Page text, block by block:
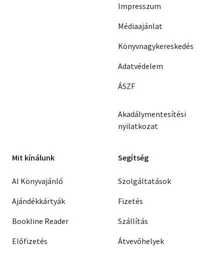
Impresszum
Médiaajánlat
Könyvnagykereskedés
Adatvédelem
ÁSZF
Akadálymentesítési
nyilatkozat
Mit kínálunk
AI Könyvajánló
Ajándékkártyák
Bookline Reader
Előfizetés
Segítség
Szolgáltatások
Fizetés
Szállítás
Átvevőhelyek